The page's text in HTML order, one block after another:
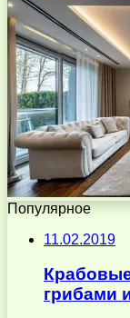
Популярное
11.02.2019
грибами